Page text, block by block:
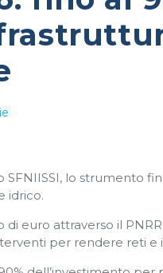
lo strumento
idrico.
di euro attraverso il
per rendere reti e